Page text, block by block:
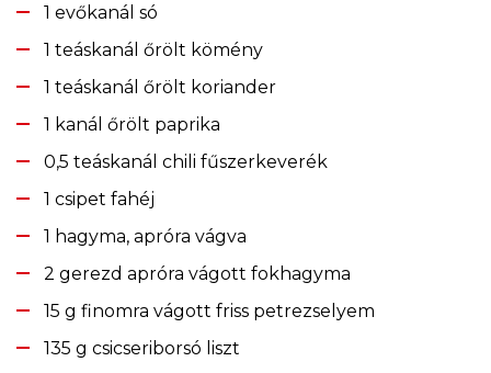
1 evőkanál só
1 teáskanál őrölt kömény
1 teáskanál őrölt koriander
1 kanál őrölt paprika
0,5 teáskanál chili fűszerkeverék
1 csipet fahéj
1 hagyma, apróra vágva
2 gerezd apróra vágott fokhagyma
15 g finomra vágott friss petrezselyem
135 g csicseriborsó liszt